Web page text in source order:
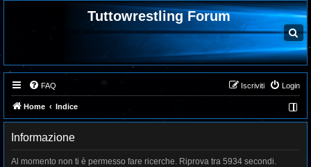
Tuttowrestling Forum
C
e
r
c
a
FAQ Login
Iscriviti
Home Indice
Informazione
Al momento non ti è permesso fare ricerche. Riprova tra 5934 secondi.